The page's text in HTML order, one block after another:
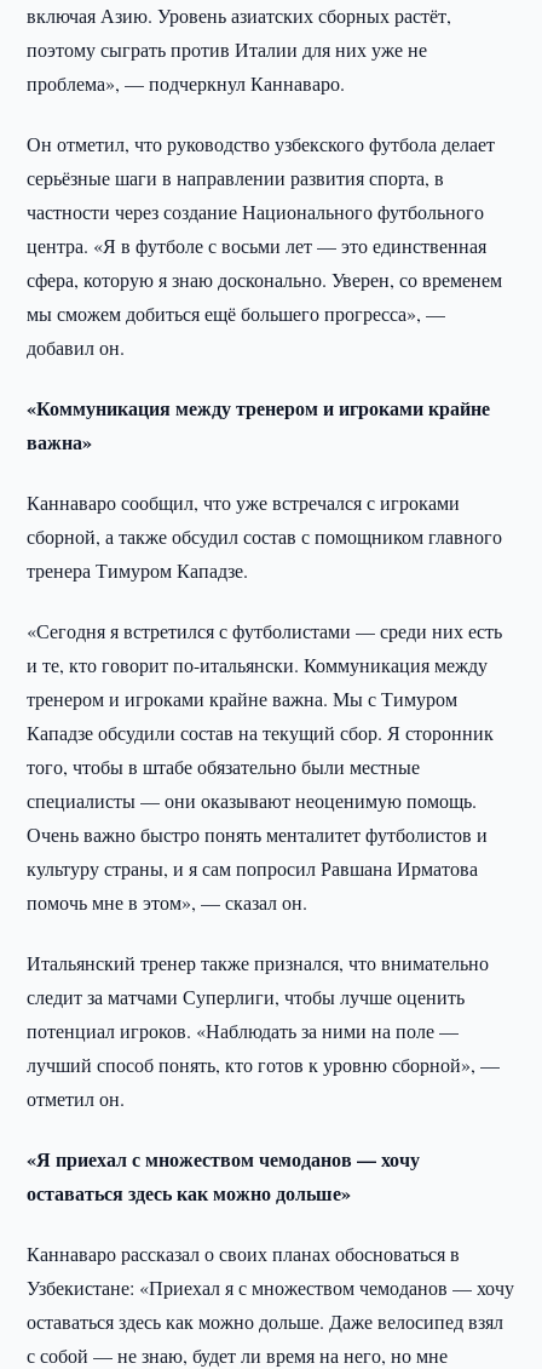
включая Азию. Уровень азиатских сборных растёт,
поэтому сыграть против Италии для них уже не
проблема», — подчеркнул Каннаваро.
Он отметил, что руководство узбекского футбола делает
серьёзные шаги в направлении развития спорта, в
частности через создание Национального футбольного
центра. «Я в футболе с восьми лет — это единственная
сфера, которую я знаю досконально. Уверен, со временем
мы сможем добиться ещё большего прогресса», —
добавил он.
«Коммуникация между тренером и игроками крайне
важна»
Каннаваро сообщил, что уже встречался с игроками
сборной, а также обсудил состав с помощником главного
тренера Тимуром Кападзе.
«Сегодня я встретился с футболистами — среди них есть
и те, кто говорит по-итальянски. Коммуникация между
тренером и игроками крайне важна. Мы с Тимуром
Кападзе обсудили состав на текущий сбор. Я сторонник
того, чтобы в штабе обязательно были местные
специалисты — они оказывают неоценимую помощь.
Очень важно быстро понять менталитет футболистов и
культуру страны, и я сам попросил Равшана Ирматова
помочь мне в этом», — сказал он.
Итальянский тренер также признался, что внимательно
следит за матчами Суперлиги, чтобы лучше оценить
потенциал игроков. «Наблюдать за ними на поле —
лучший способ понять, кто готов к уровню сборной», —
отметил он.
«Я приехал с множеством чемоданов — хочу
оставаться здесь как можно дольше»
Каннаваро рассказал о своих планах обосноваться в
Узбекистане: «Приехал я с множеством чемоданов — хочу
оставаться здесь как можно дольше. Даже велосипед взял
с собой — не знаю, будет ли время на него, но мне